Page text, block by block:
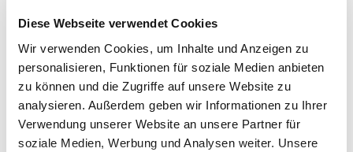
Diese Webseite verwendet Cookies
Wir verwenden Cookies, um Inhalte und Anzeigen zu
personalisieren, Funktionen für soziale Medien anbieten
zu können und die Zugriffe auf unsere Website zu
analysieren. Außerdem geben wir Informationen zu Ihrer
Verwendung unserer Website an unsere Partner für
soziale Medien, Werbung und Analysen weiter. Unsere
Recommend
Produktbeschreibung
Ein Ergänzungsfuttermittel für Nager und Kaninchen, das eine wertvolle
Quelle für hochwertiges pflanzliches Eiweiß darstellt. Außerdem enthält
die Luzerne große Mengen an Beta-Carotin, die Vitamine B, C, D, E und K
sowie die Mineralstoffe Kalium, Eisen, Kalzium und Phosphor. Die
granulierte Form fördert den Abrieb der Zähne von Nagetieren und
Kaninchen.